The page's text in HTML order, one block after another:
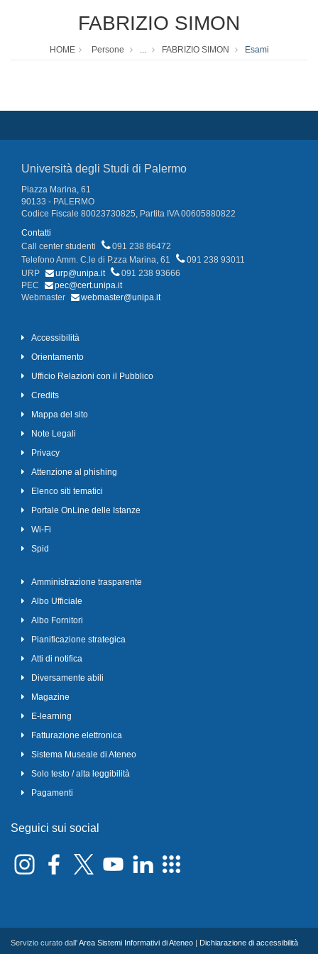
FABRIZIO SIMON
HOME Persone ... FABRIZIO SIMON Esami
Università degli Studi di Palermo
Piazza Marina, 61
90133 - PALERMO
Codice Fiscale 80023730825, Partita IVA 00605880822
Contatti
Call center studenti
091 238 86472
Telefono Amm. C.le di P.zza Marina, 61
091 238 93011
URP
urp@unipa.it
091 238 93666
PEC
pec@cert.unipa.it
Webmaster
webmaster@unipa.it
Accessibilità
Orientamento
Ufficio Relazioni con il Pubblico
Credits
Mappa del sito
Note Legali
Privacy
Attenzione al phishing
Elenco siti tematici
Portale OnLine delle Istanze
Wi-Fi
Spid
Amministrazione trasparente
Albo Ufficiale
Albo Fornitori
Pianificazione strategica
Atti di notifica
Diversamente abili
Magazine
E-learning
Fatturazione elettronica
Sistema Museale di Ateneo
Solo testo / alta leggibilità
Pagamenti
Seguici sui social
Servizio curato dall'Area Sistemi Informativi di Ateneo Dichiarazione di accessibilità